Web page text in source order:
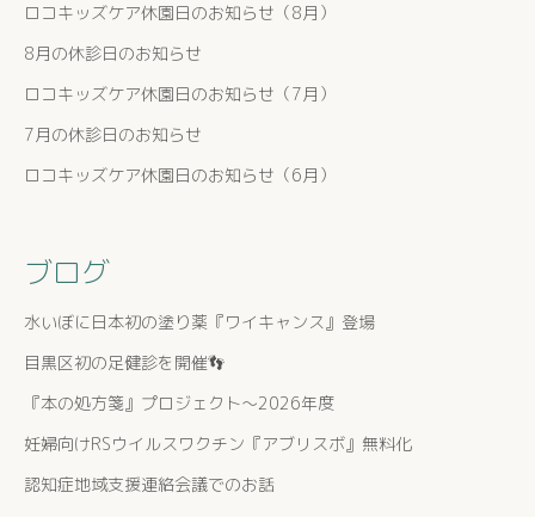
ロコキッズケア休園日のお知らせ（8月）
8月の休診日のお知らせ
ロコキッズケア休園日のお知らせ（7月）
7月の休診日のお知らせ
ロコキッズケア休園日のお知らせ（6月）
ブログ
水いぼに日本初の塗り薬『ワイキャンス』登場
目黒区初の足健診を開催👣
『本の処方箋』プロジェクト〜2026年度
妊婦向けRSウイルスワクチン『アブリスボ』無料化
認知症地域支援連絡会議でのお話